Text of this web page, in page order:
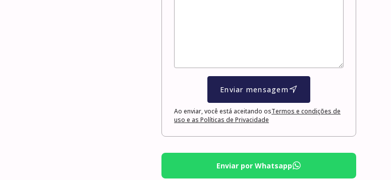
Enviar mensagem
Ao enviar, você está aceitando osTermos e condições de
uso e as Políticas de Privacidade
Enviar por Whatsapp